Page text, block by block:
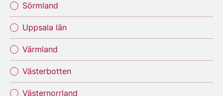
Sörmland
Uppsala län
Värmland
Västerbotten
Västernorrland